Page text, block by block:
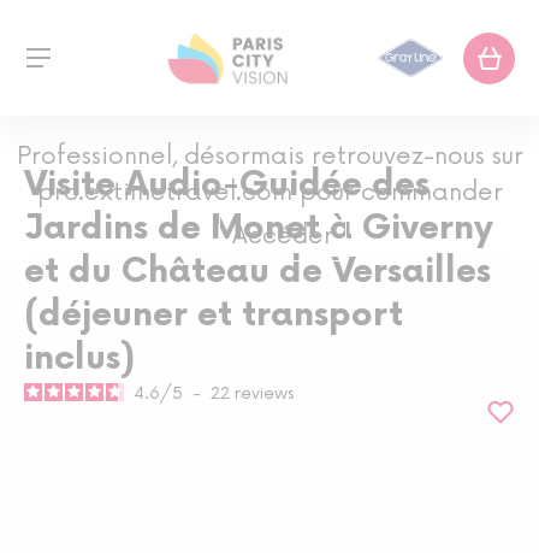
Professionnel, désormais retrouvez-nous sur
pro.extimetravel.com pour commander
Accéder
Visite Audio-Guidée des
Jardins de Monet à Giverny
et du Château de Versailles
(déjeuner et transport
inclus)
4.6/5 - 22 reviews